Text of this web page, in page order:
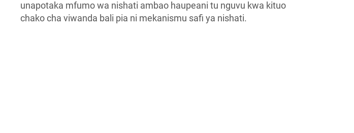
unapotaka mfumo wa nishati ambao haupeani tu nguvu kwa kituo
chako cha viwanda bali pia ni mekanismu safi ya nishati.